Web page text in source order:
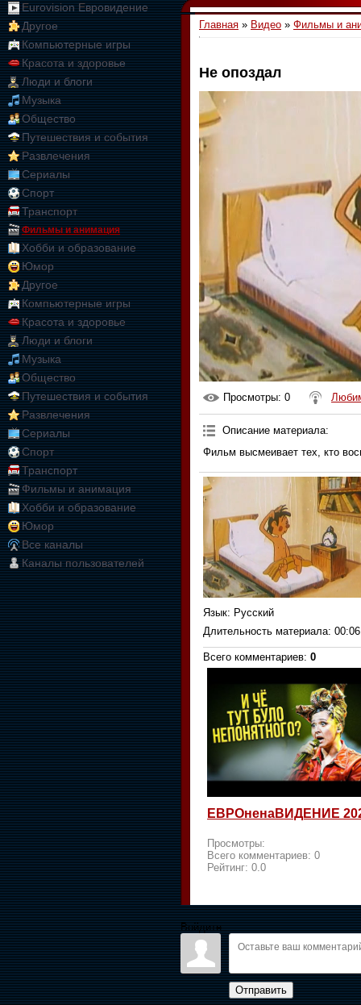
Eurovision Евровидение
Другое
Компьютерные игры
Красота и здоровье
Люди и блоги
Музыка
Общество
Путешествия и события
Развлечения
Сериалы
Спорт
Транспорт
Фильмы и анимация
Хобби и образование
Юмор
Другое
Компьютерные игры
Красота и здоровье
Люди и блоги
Музыка
Общество
Путешествия и события
Развлечения
Сериалы
Спорт
Транспорт
Фильмы и анимация
Хобби и образование
Юмор
Все каналы
Каналы пользователей
Главная » Видео » Фильмы и
Не опоздал
Просмотры: 0
Описание материала:
Фильм высмеивает тех, кто
Язык: Русский
Длительность материала:
Всего комментариев: 0
ЕВРОненаВИДЕНИЕ
Просмотры:
Всего комментариев: 0
Рейтинг: 0.0
Войдите:
Отправить